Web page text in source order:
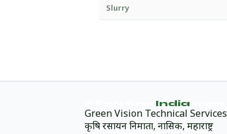
Slurry
India
Green Vision Technical Services
कृषि रसायन निर्माता, नासिक, महाराष्ट्र